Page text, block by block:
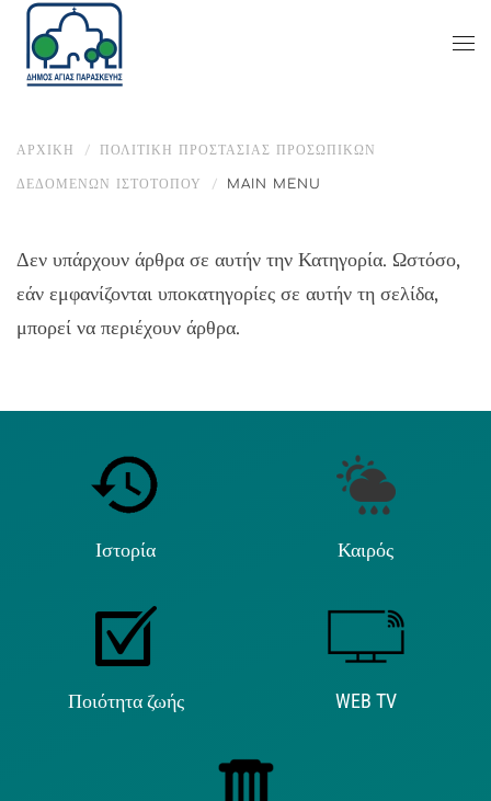
ΑΡΧΙΚΉ ΠΟΛΙΤΙΚΗ ΠΡΟΣΤΑΣΙΑΣ ΠΡΟΣΩΠΙΚΩΝ
ΔΕΔΟΜΕΝΩΝ ΙΣΤΟΤΟΠΟΥ MAIN MENU
Δεν υπάρχουν άρθρα σε αυτήν την Κατηγορία. Ωστόσο,
εάν εμφανίζονται υποκατηγορίες σε αυτήν τη σελίδα,
μπορεί να περιέχουν άρθρα.
Ιστορία Καιρός
Ποιότητα ζωής WEB TV